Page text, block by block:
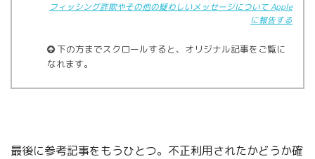
フィッシング詐欺やその他の疑わしいメッセージについて Apple
に報告する
下の方までスクロールすると、オリジナル記事をご覧に
なれます。
最後に参考記事をもうひとつ。不正利用されたかどうか確